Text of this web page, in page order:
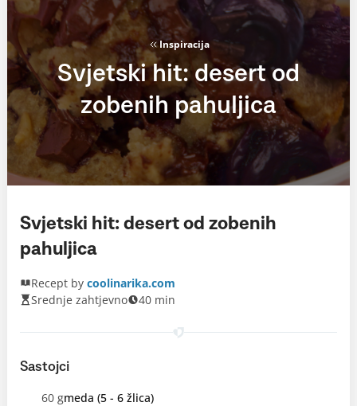
Inspiracija
Svjetski hit: desert od
zobenih pahuljica
Svjetski hit: desert od zobenih
pahuljica
Recept by coolinarika.com
Srednje zahtjevno
40 min
Sastojci
60 gmeda (5 - 6 žlica)